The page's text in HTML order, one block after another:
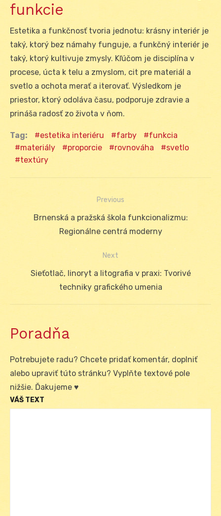
funkcie
Estetika a funkčnosť tvoria jednotu: krásny interiér je
taký, ktorý bez námahy funguje, a funkčný interiér je
taký, ktorý kultivuje zmysly. Kľúčom je disciplína v
procese, úcta k telu a zmyslom, cit pre materiál a
svetlo a ochota merať a iterovať. Výsledkom je
priestor, ktorý odoláva času, podporuje zdravie a
prináša radosť zo života v ňom.
Tag: estetika interiéru farby
funkcia
materiály
proporcie rovnováha
svetlo
textúry
Navigácia
Previous
PreviousBrnenská a pražská škola funkcionalizmu:
Regionálne centrá moderny
Next
NextSieťotlač, linoryt a litografia v praxi: Tvorivé
techniky grafického umenia
Poradňa
Potrebujete radu? Chcete pridať komentár, doplniť
alebo upraviť túto stránku? Vyplňte textové pole
nižšie. Ďakujeme ♥
VÁŠ TEXT